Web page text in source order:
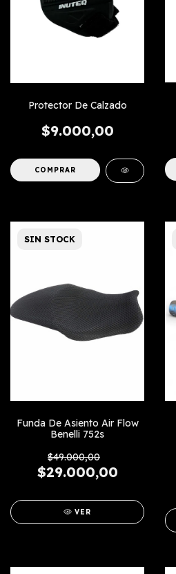
Protector De Calzado
$9.000,00
SIN STOCK
Funda De Asiento Air Flow
Benelli 752s
$49.000,00
$29.000,00
VER